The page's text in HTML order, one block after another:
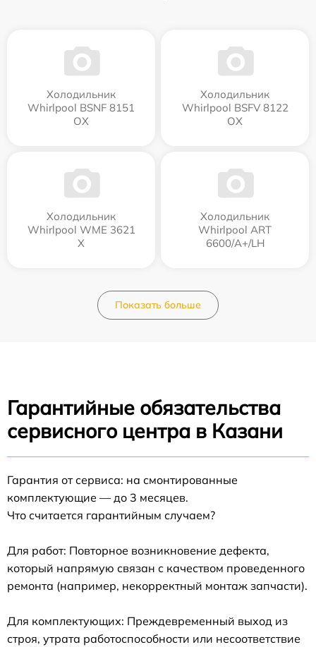
Холодильник
Whirlpool BSNF 8151
OX
Холодильник
Whirlpool BSFV 8122
OX
Холодильник
Whirlpool WME 3621
X
Холодильник
Whirlpool ART
6600/A+/LH
Показать больше
Гарантийные обязательства
сервисного центра в Казани
Гарантия от сервиса: на смонтированные
комплектующие — до 3 месяцев.
Что считается гарантийным случаем?
Для работ: Повторное возникновение дефекта,
который напрямую связан с качеством проведенного
ремонта (например, некорректный монтаж запчасти).
Для комплектующих: Преждевременный выход из
строя, утрата работоспособности или несоответствие